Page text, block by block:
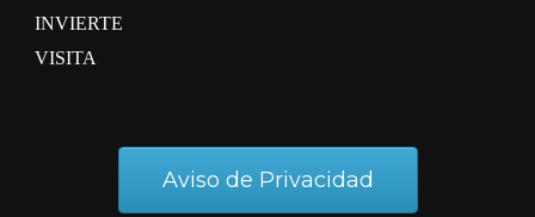
INVIERTE
VISITA
Aviso de Privacidad